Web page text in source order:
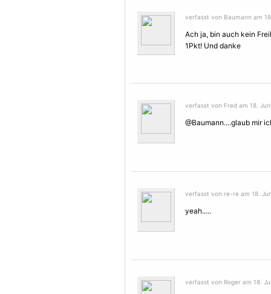
verfasst von Baumann am
Ach ja, bin auch kein
1Pkt! Und danke
verfasst von Fred am 18.
@Baumann....glaub mir
verfasst von re-re am 18.
yeah.....
verfasst von Roger am 18.